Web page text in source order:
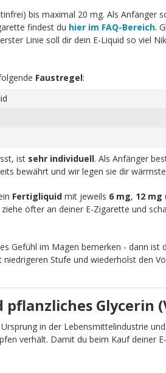
bis maximal 20 mg. Als Anfänger
findest du hier im FAQ-Bereich.
Linie soll dir dein E-Liquid so viel
Faustregel:
ist sehr individuell. Als Anfänger
bewährt und wir legen sie dir
Fertigliquidmit jeweils 6 mg, 12 mg
öfter an deiner E-Zigarette und
Gefühl im Magen bemerken - dann ist
Stufe und wiederholst den
Glycerin
in der Lebensmittelindustrie
verhält. Damit du beim Kauf deiner